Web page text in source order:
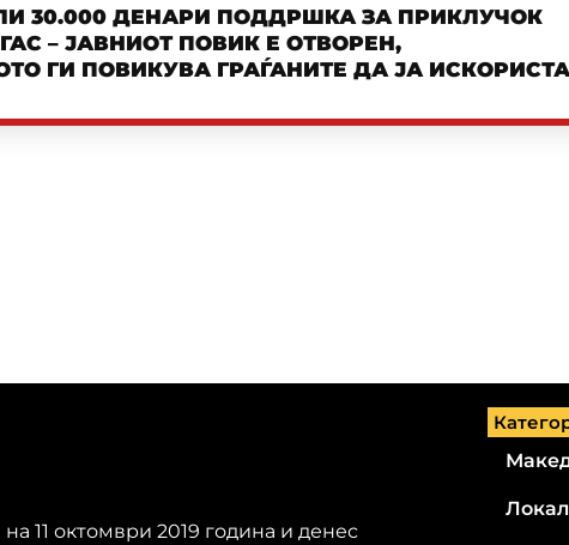
30.000 ДЕНАРИ ПОДДРШКА ЗА ПРИКЛУЧОК
– ЈАВНИОТ ПОВИК Е ОТВОРЕН,
ГИ ПОВИКУВА ГРАЃАНИТЕ ДА ЈА
11 октомври 2019 година и денес